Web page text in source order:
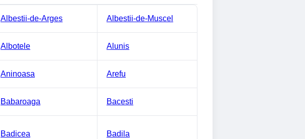
Albestii-de-Arges Albestii-de-Muscel
Albotele Alunis
Aninoasa Arefu
Babaroaga Bacesti
Badicea Badila